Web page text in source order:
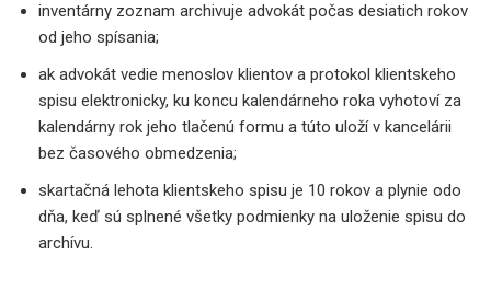
inventárny zoznam archivuje advokát počas desiatich rokov
od jeho spísania;
ak advokát vedie menoslov klientov a protokol klientskeho
spisu elektronicky, ku koncu kalendárneho roka vyhotoví za
kalendárny rok jeho tlačenú formu a túto uloží v kancelárii
bez časového obmedzenia;
skartačná lehota klientskeho spisu je 10 rokov a plynie odo
dňa, keď sú splnené všetky podmienky na uloženie spisu do
archívu.